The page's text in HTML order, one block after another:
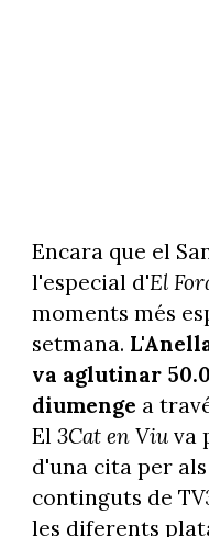
Encara que el
l'especial d'El
moments més
setmana.
va aglutinar
diumenge a
El 3Cat en Viuva
d'una cita per
continguts de
les diferents